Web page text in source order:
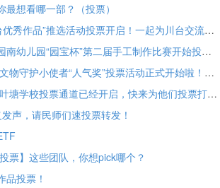
想看哪一部？（投票）
“2022年度地方涉台优秀作品”推选活动投票开启！一起为川台交流成果助力！
【园宝过生日啦】园南幼儿园“园宝杯”第二届手工制作比赛开始投票啦！
宁波银行·感恩南京文物守护小使者“人气奖”投票活动正式开始啦！
【新春特辑·中】荷叶塘学校投票通道已经开启，快来为他们投票打call吧！
声，请民师们速投票转发！
票】这些团队，你想pick哪个？
品投票！